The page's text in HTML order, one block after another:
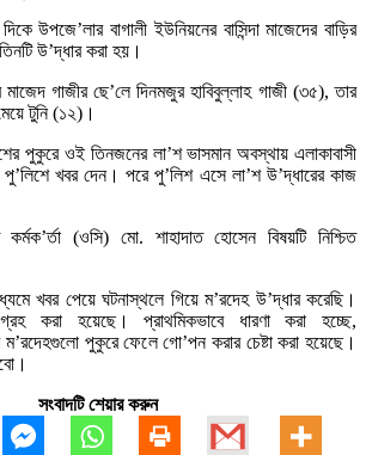
উপজে’লার বাগালী ইউনিয়নের বাসিন্দা মাজেদের বাড়ির
উ’দ্ধার করা হয়।
গাজীর ছে’লে দিনমজুর হাবিবুল্লাহ গাজী (৩৫), তার
টুনি (১২)।
পুকুরে ওই তিনজনের লা’শ ভাসমান অবস্থায় এলাকাবাসী
খবর দেন। পরে পু’লিশ এসে লা’শ উ’দ্ধারের কাজ
কর্মক’র্তা (ওসি) মো. শাহাদাত হোসেন বিষয়টি নিশ্চিত
খবর পেয়ে ঘটনাস্থলে গিয়ে ম’রদেহ উ’দ্ধার করেছি।
করা হয়েছে। প্রাথমিকভাবে ধারণা করা হচ্ছে,
ম’রদেহগুলো পুকুরে ফেলে গো’পন করার চেষ্টা করা হয়েছে।
সংবাদটি শেয়ার করুন